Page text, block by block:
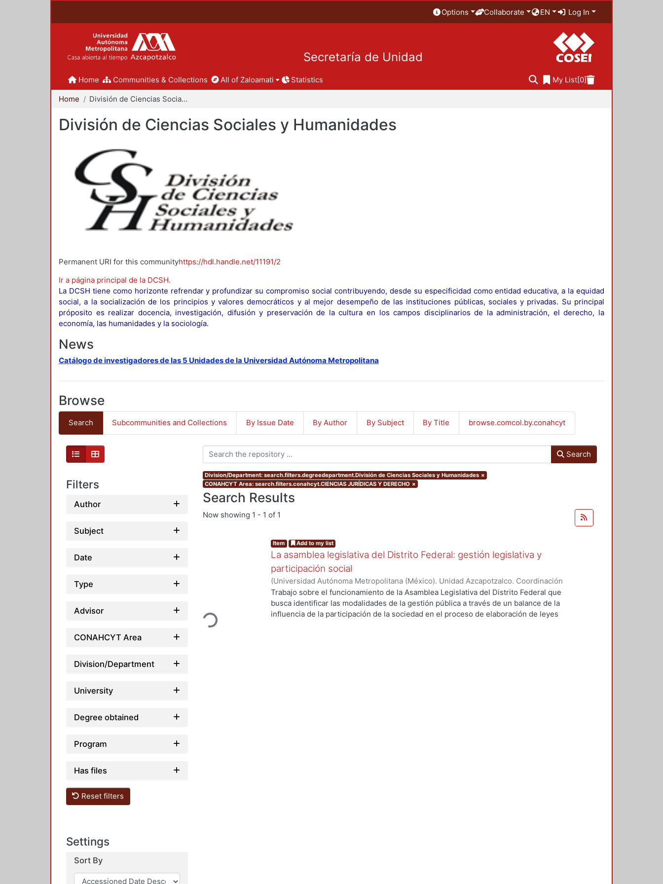
Options Collaborate EN Log In
Secretaría de Unidad
Home Communities & Collections All of Zaloamati Statistics My List[0]
Home División de Ciencias Sociales y Humanidades
División de Ciencias Sociales y Humanidades
Permanent URI for this communityhttps://hdl.handle.net/11191/2
Ir a página principal de la DCSH.
La DCSH tiene como horizonte refrendar y profundizar su compromiso social contribuyendo, desde su especificidad como entidad educativa, a la equidad
social, a la socialización de los principios y valores democráticos y al mejor desempeño de las instituciones públicas, sociales y privadas. Su principal
próposito es realizar docencia, investigación, difusión y preservación de la cultura en los campos disciplinarios de la administración, el derecho, la
economía, las humanidades y la sociología.
News
Catálogo de investigadores de las 5 Unidades de la Universidad Autónoma Metropolitana
Browse
Search Subcommunities and Collections By Issue Date By Author By Subject By Title browse.comcol.by.conahcyt
Filters
Author
Subject
Date
Type
Advisor
CONAHCYT Area
Division/Department
University
Degree obtained
Program
Has files
Reset filters
Settings
Sort By
Search
Division/Department: search.filters.degreedepartment.División de Ciencias Sociales y Humanidades ×
CONAHCYT Area: search.filters.conahcyt.CIENCIAS JURÍDICAS Y DERECHO ×
Search Results
Now showing 1 - 1 of 1
Loading...
Item Add to my list
La asamblea legislativa del Distrito Federal: gestión legislativa y
participación social
(Universidad Autónoma Metropolitana (México). Unidad Azcapotzalco. Coordinación
de Servicios de Información.,2001-05-18)Hernández Avalos, Benjamín
Trabajo sobre el funcionamiento de la Asamblea Legislativa del Distrito Federal que
busca identificar las modalidades de la gestión pública a través de un balance de la
influencia de la participación de la sociedad en el proceso de elaboración de leyes